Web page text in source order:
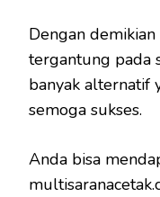
Dengan
tergantung pada
banyak alternatif
semoga sukses.
Anda bisa